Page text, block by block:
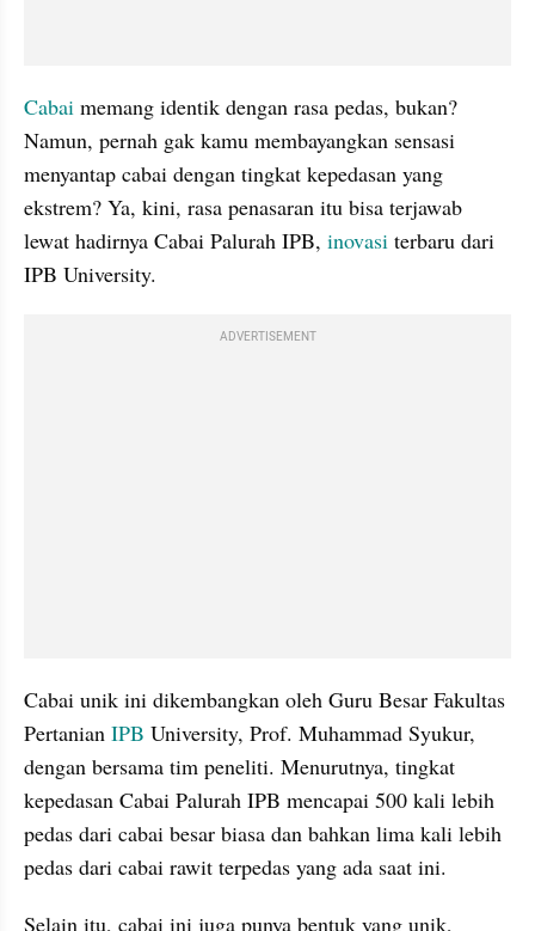
Cabai memang identik dengan rasa pedas, bukan?
Namun, pernah gak kamu membayangkan sensasi
menyantap cabai dengan tingkat kepedasan yang
ekstrem? Ya, kini, rasa penasaran itu bisa terjawab
lewat hadirnya Cabai Palurah IPB, inovasi terbaru dari
IPB University.
ADVERTISEMENT
Cabai unik ini dikembangkan oleh Guru Besar Fakultas
Pertanian IPB University, Prof. Muhammad Syukur,
dengan bersama tim peneliti. Menurutnya, tingkat
kepedasan Cabai Palurah IPB mencapai 500 kali lebih
pedas dari cabai besar biasa dan bahkan lima kali lebih
pedas dari cabai rawit terpedas yang ada saat ini.
Selain itu, cabai ini juga punya bentuk yang unik,